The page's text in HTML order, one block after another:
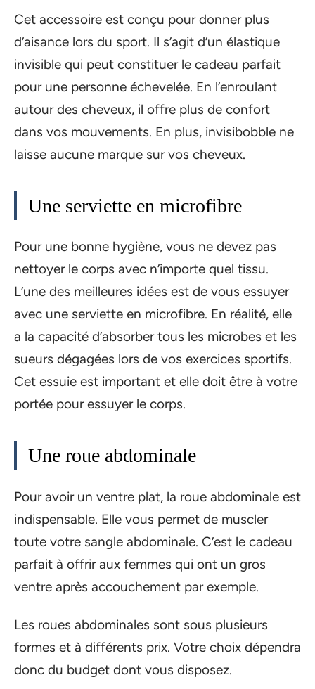
Cet accessoire est conçu pour donner plus
d’aisance lors du sport. Il s’agit d’un élastique
invisible qui peut constituer le cadeau parfait
pour une personne échevelée. En l’enroulant
autour des cheveux, il offre plus de confort
dans vos mouvements. En plus, invisibobble ne
laisse aucune marque sur vos cheveux.
Une serviette en microfibre
Pour une bonne hygiène, vous ne devez pas
nettoyer le corps avec n’importe quel tissu.
L’une des meilleures idées est de vous essuyer
avec une serviette en microfibre. En réalité, elle
a la capacité d’absorber tous les microbes et les
sueurs dégagées lors de vos exercices sportifs.
Cet essuie est important et elle doit être à votre
portée pour essuyer le corps.
Une roue abdominale
Pour avoir un ventre plat, la roue abdominale est
indispensable. Elle vous permet de muscler
toute votre sangle abdominale. C’est le cadeau
parfait à offrir aux femmes qui ont un gros
ventre après accouchement par exemple.
Les roues abdominales sont sous plusieurs
formes et à différents prix. Votre choix dépendra
donc du budget dont vous disposez.